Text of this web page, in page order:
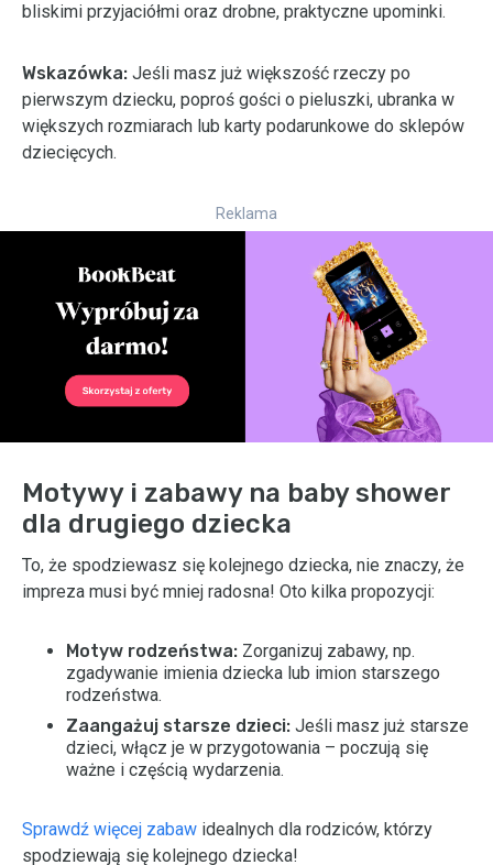
bliskimi przyjaciółmi oraz drobne, praktyczne upominki.
Wskazówka: Jeśli masz już większość rzeczy po
pierwszym dziecku, poproś gości o pieluszki, ubranka w
większych rozmiarach lub karty podarunkowe do sklepów
dziecięcych.
Reklama
Motywy i zabawy na baby shower
dla drugiego dziecka
To, że spodziewasz się kolejnego dziecka, nie znaczy, że
impreza musi być mniej radosna! Oto kilka propozycji:
Motyw rodzeństwa: Zorganizuj zabawy, np.
zgadywanie imienia dziecka lub imion starszego
rodzeństwa.
Zaangażuj starsze dzieci: Jeśli masz już starsze
dzieci, włącz je w przygotowania – poczują się
ważne i częścią wydarzenia.
Sprawdź więcej zabaw idealnych dla rodziców, którzy
spodziewają się kolejnego dziecka!